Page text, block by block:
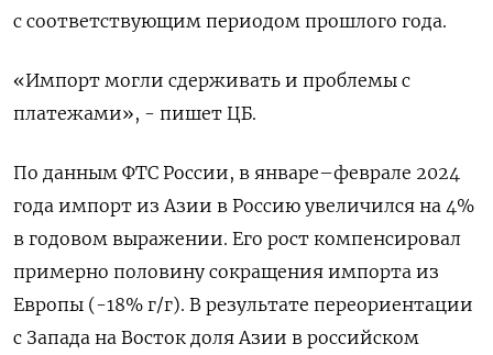
с соответствующим периодом прошлого года.
«Импорт могли сдерживать и проблемы с
платежами», - пишет ЦБ.
По данным ФТС России, в январе–феврале 2024
года импорт из Азии в Россию увеличился на 4%
в годовом выражении. Его рост компенсировал
примерно половину сокращения импорта из
Европы (-18% г/г). В результате переориентации
с Запада на Восток доля Азии в российском